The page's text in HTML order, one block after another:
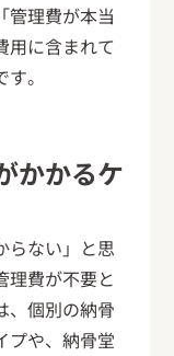
管理費が本当
用に含まれて
。
かかるケ
らない」と思
理費が不要と
、個別の納骨
プや、納骨堂